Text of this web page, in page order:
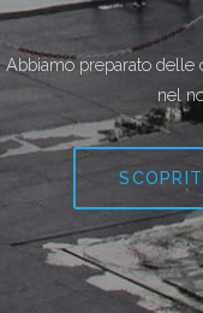
Abbiamo preparato delle
nel